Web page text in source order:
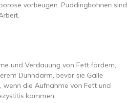
vorbeugen. Puddingbohnen sind
und Verdauung von Fett fördern,
Dünndarm, bevor sie Galle
wenn die Aufnahme von Fett und
kommen.